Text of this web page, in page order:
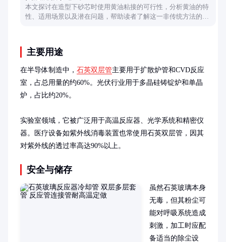
本文探讨在造型下砂芯时使用黄油粘接的可行性，分析黄油的特
性、适用场景以及潜在问题，帮助读者了解这一非传统方法的优
主要用途
在半导体制造中， 石英双层管主要用于扩散炉管和CVD反应
室，占总用量的约60%。光伏行业用于多晶硅铸锭炉和单晶
炉，占比约20%。
实验室领域，它被广泛用于高温反应器、光学系统和精密仪
器。医疗设备如紫外线消毒装置也常使用石英双层管，因其
对紫外线的透过率高达90%以上。
安全与储存
虽然石英玻璃本身
无毒，但其粉尘可
能对呼吸系统造成
刺激，加工时应配
备适当的除尘设